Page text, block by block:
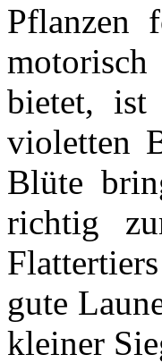
Pflanzen
bietet, ist
violetten
Blüte
richtig
gute
kleiner